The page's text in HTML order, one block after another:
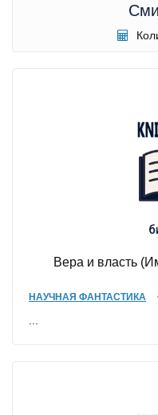
Вера и власть
НАУЧНАЯ ФАНТАСТИКА